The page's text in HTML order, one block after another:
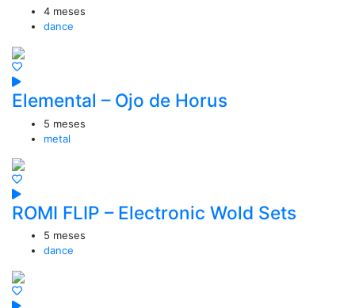
4 meses
dance
Elemental – Ojo de Horus
5 meses
metal
ROMI FLIP – Electronic Wold Sets
5 meses
dance